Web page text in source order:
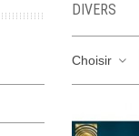
DIVERS
Choisir